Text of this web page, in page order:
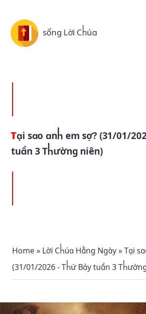
sống Lời Chúa
Tại sao anh em sợ? (31/01/2026 - Thứ Bảy
tuần 3 Thường niên)
Home» Lời Chúa Hằng Ngày» Tại
(31/01/2026 - Thứ Bảy tuần 3